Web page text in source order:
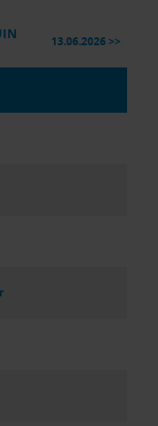
13.06.2026